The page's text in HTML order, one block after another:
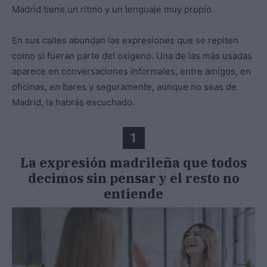
Madrid tiene un ritmo y un lenguaje muy propio.
En sus calles abundan las expresiones que se repiten
como si fueran parte del oxígeno. Una de las más usadas
aparece en conversaciones informales, entre amigos, en
oficinas, en bares y seguramente, aunque no seas de
Madrid, la habrás escuchado.
1
La expresión madrileña que todos
decimos sin pensar y el resto no
entiende